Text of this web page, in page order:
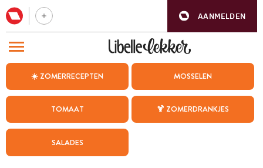
AANMELDEN
☀️ ZOMERRECEPTEN MOSSELEN
TOMAAT 🍹 ZOMERDRANKJES
SALADES
BEZOEK ONZE ANDERE WEBSITES
WEEKMENU
CHAT MET MAIA